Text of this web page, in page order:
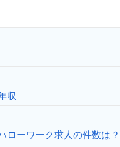
収
ローワーク求人の件数は？